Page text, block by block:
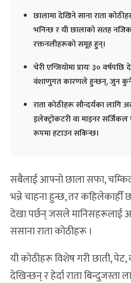
छालामा देखिने साना राता
भनिन्छ र यी छालाको सतह
रक्तनलीहरूको समूह हुन्।
चेरी एन्जियोमा प्रायः ३०
वंशाणुगत कारणले हुन्छन्, जुन
राता कोठीहरू सौन्दर्यका
इलेक्ट्रोकटरी वा माइनर
रूपमा हटाउन सकिन्छ।
सबैलाई आफ्नो छाला सफा,
भन्ने चाहना हुन्छ, तर कहिलेकाहीँ
देखा पर्छन् जसले मानिसहरूलाई
ससाना राता कोठीहरू ।
यी कोठीहरू विशेष गरी छाती, पेट,
देखिन्छन् र हेर्दा राता बिन्दुजस्ता